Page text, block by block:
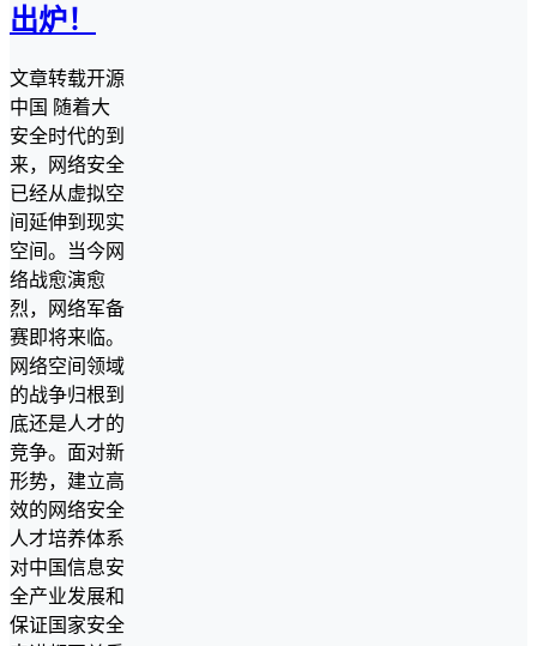
出炉！
文章转载开源
中国 随着大
安全时代的到
来，网络安全
已经从虚拟空
间延伸到现实
空间。当今网
络战愈演愈
烈，网络军备
赛即将来临。
网络空间领域
的战争归根到
底还是人才的
竞争。面对新
形势，建立高
效的网络安全
人才培养体系
对中国信息安
全产业发展和
保证国家安全